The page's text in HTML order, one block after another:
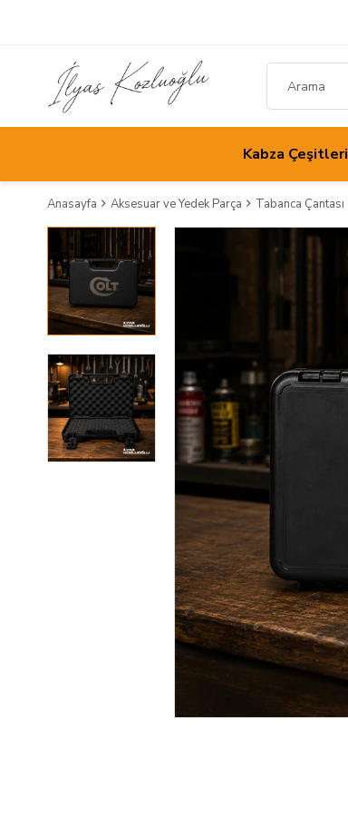
Kabza Çeşitleri
Anasayfa Aksesuar ve Yedek Parça Tabanca Çantası